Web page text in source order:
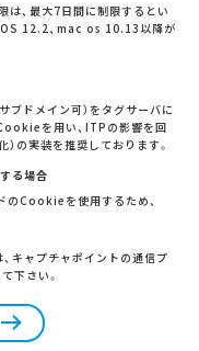
最大7日間に制限するとい
12.2、mac os 10.13以降が
ドメイン可）をタグサーバに
を用い、ITPの影響を回
の実装を推奨しております。
る場合
のCookieを使用するため、
キャプチャポイントの通信プ
下さい。